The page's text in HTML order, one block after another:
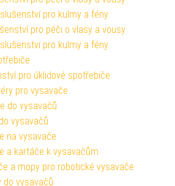
pro kulmy a fény
pro péči o vlasy a vousy
pro kulmy a fény
pro úklidové spotřebiče
pro vysavače
do vysavačů
vysavačů
na vysavače
a kartáče k vysavačům
a mopy pro robotické vysavače
do vysavačů